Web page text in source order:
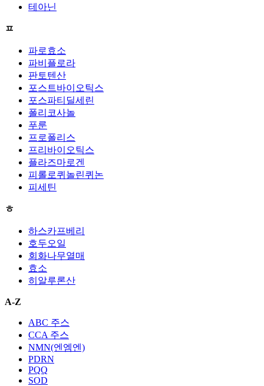
테아닌
ㅍ
파로효소
파비플로라
판토텐산
포스트바이오틱스
포스파티딜세린
폴리코사놀
푸룬
프로폴리스
프리바이오틱스
플라즈마로겐
피롤로퀴놀린퀴논
피세틴
ㅎ
하스카프베리
호두오일
회화나무열매
효소
히알루론산
A-Z
ABC 주스
CCA 주스
NMN(엔엠엔)
PDRN
PQQ
SOD